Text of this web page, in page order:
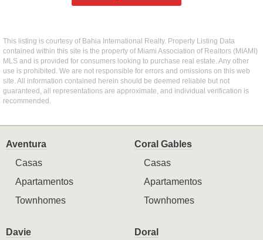
This listing is courtesy of Bahia International Realty. Property Listing Data
contained within this site is the property of Miami Association of Realtors (MIAMI)
MLS and is provided for consumers looking to purchase real estate. Any other
use is prohibited. We are not responsible for errors and omissions on this web
site. All information contained herein should be deemed reliable but not
guaranteed, all representations are approximate, and individual verification is
recommended.
Aventura
Casas
Apartamentos
Townhomes
Coral Gables
Casas
Apartamentos
Townhomes
Davie
Doral